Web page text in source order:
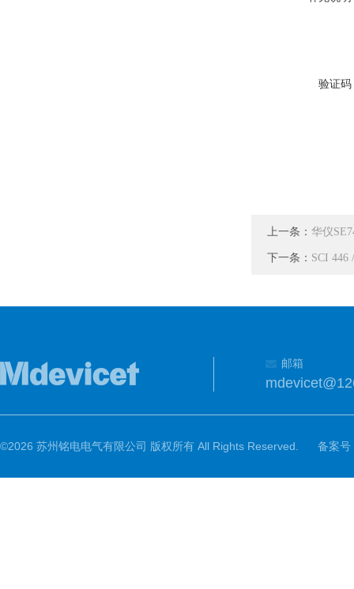
验证码
上一条： 华仪
下一条： SCI 446
邮箱
©2026 苏州铭电电气有限公司 版权所有 All Rights Reserved. 备案号